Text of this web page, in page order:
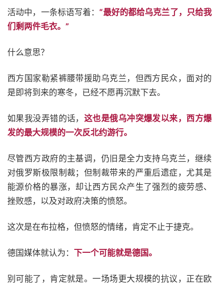
活动中，一条标语写着： “最好的都给乌克兰了，只给我
们剩两件毛衣。”
什么意思？
西方国家勒紧裤腰带援助乌克兰，但西方民众，面对的
是即将到来的寒冬，已经不愿再沉默下去。
如果我没弄错的话， 这也是俄乌冲突爆发以来，西方爆
发的最大规模的一次反北约游行。
尽管西方政府的主基调，仍旧是全力支持乌克兰，继续
对俄罗斯极限制裁；但制裁带来的严重后遗症，尤其是
能源价格的暴涨，却让西方民众产生了强烈的疲劳感、
挫败感，以及对政府决策的愤怒。
这次是在布拉格，但愤怒的情绪，肯定不止于捷克。
德国媒体就认为： 下一个可能就是德国。
别可能了，肯定就是。一场场更大规模的抗议，正在欧